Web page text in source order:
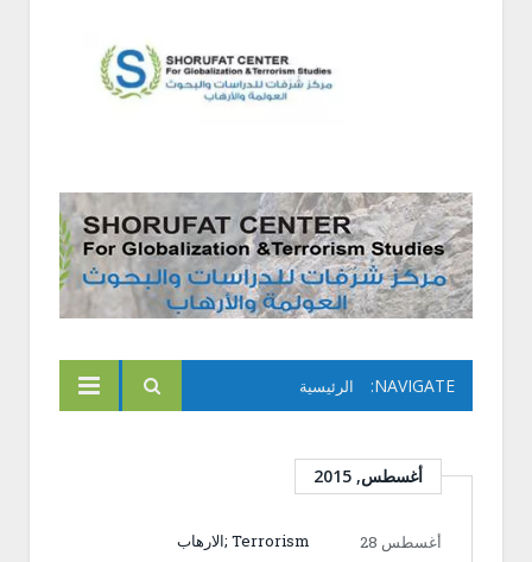
NAVIGATE: الرئيسية
أغسطس, 2015
أغسطس 28
Terrorism ;الارهاب